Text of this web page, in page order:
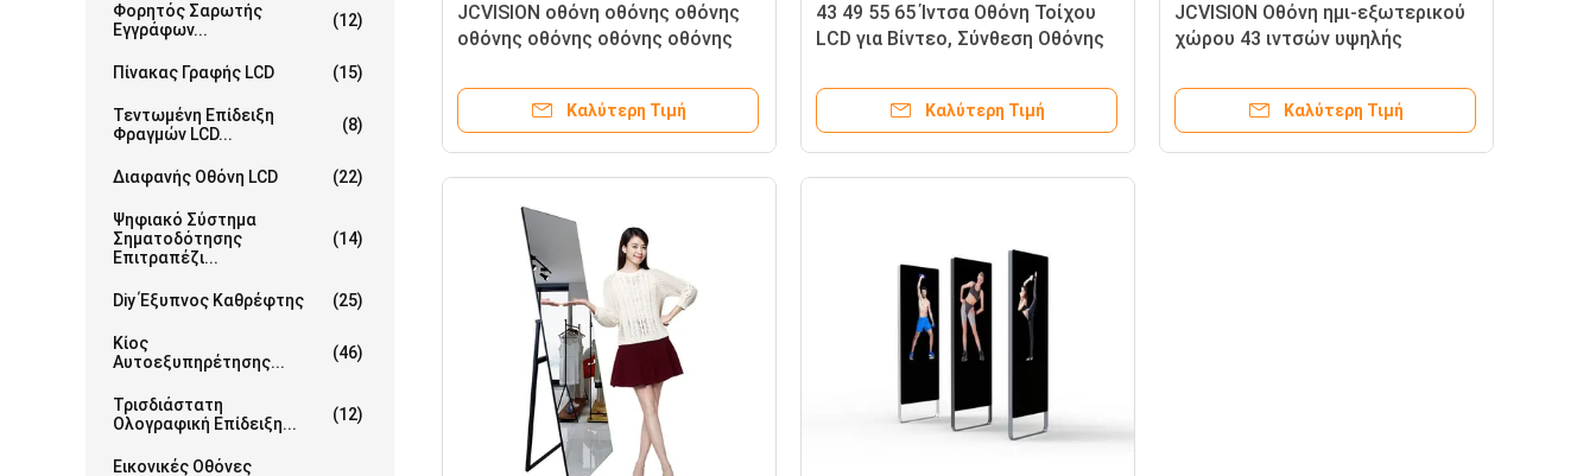
Φορητός Σαρωτής
Εγγράφων...
(12)
Πίνακας Γραφής LCD (15)
Τεντωμένη Επίδειξη
Φραγμών LCD...
(8)
Διαφανής Οθόνη LCD (22)
Ψηφιακό Σύστημα
Σηματοδότησης
Επιτραπέζι...
(14)
Diy Έξυπνος Καθρέφτης (25)
Κίος
Αυτοεξυπηρέτησης...
(46)
Τρισδιάστατη
Ολογραφική Επίδειξη...
(12)
Εικονικές Οθόνες
JCVISION οθόνη οθόνης οθόνης
οθόνης οθόνης οθόνης οθόνης
οθόνης οθόνης οθόνης οθόνης
οθόνης οθόνης οθόνης οθόνης
Καλύτερη Τιμή
43 49 55 65 Ίντσα Οθόνη Τοίχου
LCD για Βίντεο, Σύνθεση Οθόνης
Καλύτερη Τιμή
JCVISION Οθόνη ημι-εξωτερικού
χώρου 43 ιντσών υψηλής
όψης)
Καλύτερη Τιμή